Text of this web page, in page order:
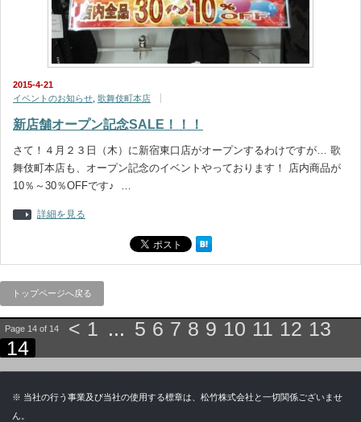
2015-4-21
イベントのお知らせ 歌舞伎町本店
新店舗オープン記念SALE！！！
さて！４月２３日（木）に新宿東口店がオープンするわけですが… 歌
舞伎町本店も、オープン記念のイベントやっております！ 店内商品が
10％～30％OFFです♪ …
詳細を見る
トップページへ戻る
Page 14 of 14 < 1 ... 5 6 7 8 9 10 11 12 13
14
※ 当社の行う事業及び当社の使用する標章は、松竹株式会社と一切関係ございませ
ん。